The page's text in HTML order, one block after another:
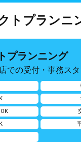
トプランニ
プランニング
での受付・事務ス